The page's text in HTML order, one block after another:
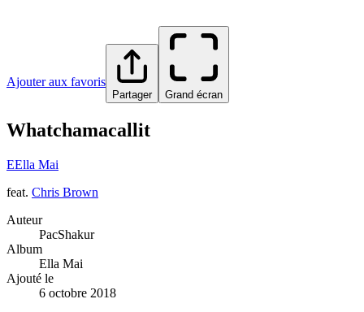
Ajouter aux favoris
Partager Grand écran
Whatchamacallit
EElla Mai
feat. Chris Brown
Auteur
PacShakur
Album
Ella Mai
Ajouté le
6 octobre 2018